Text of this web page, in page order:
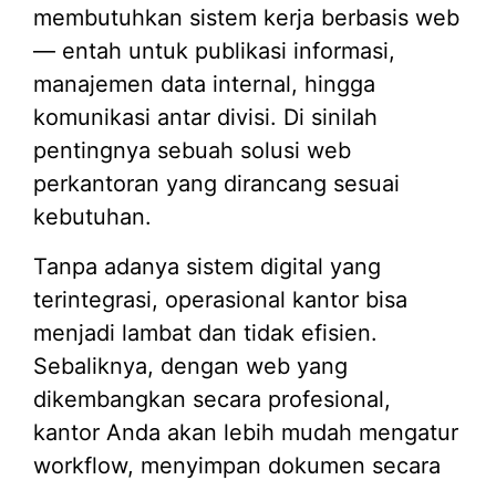
membutuhkan sistem kerja berbasis web
— entah untuk publikasi informasi,
manajemen data internal, hingga
komunikasi antar divisi. Di sinilah
pentingnya sebuah solusi web
perkantoran yang dirancang sesuai
kebutuhan.
Tanpa adanya sistem digital yang
terintegrasi, operasional kantor bisa
menjadi lambat dan tidak efisien.
Sebaliknya, dengan web yang
dikembangkan secara profesional,
kantor Anda akan lebih mudah mengatur
workflow, menyimpan dokumen secara